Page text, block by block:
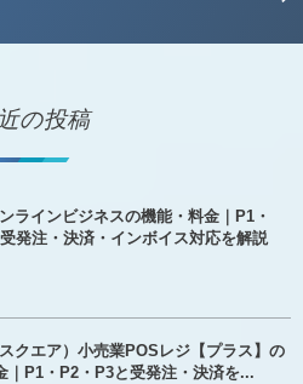
の投稿
ラインビジネスの機能・料金｜P1・
発注・決済・インボイス対応を解説
クエア）小売業POSレジ【プラス】の
｜P1・P2・P3と受発注・決済を...